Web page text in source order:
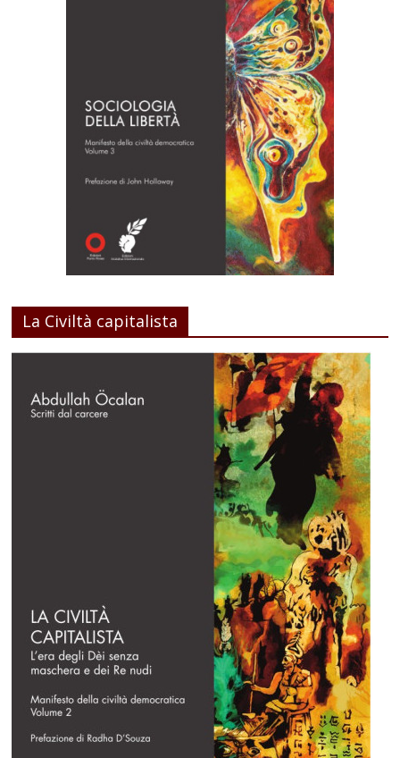
La Civiltà capitalista